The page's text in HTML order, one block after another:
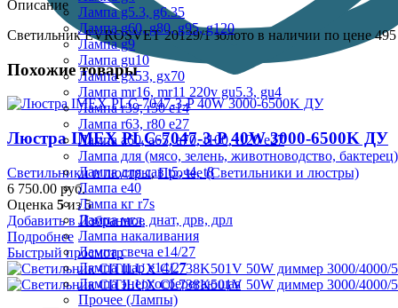
Лампа g5.3, g6.35
Лампа g60, g80, g95, g120
Лампа g9
Лампа gu10
Лампа gx53, gx70
Лампа mr16, mr11 220v gu5.3, gu4
Лампа r39, r50 е14
Лампа r63, r80 е27
Лампа а60, а65, а70, t100, t120 е27
Лампа для (мясо, зелень, животноводство, бактерец)
Лампа для сав t5, t4, t8
Лампа е40
Лампа кг r7s
Лампа мгл, днат, дрв, дрл
Лампа накаливания
Лампа свеча е14/27
Лампа шар е14/27
Лампа энергосберегающая
Прочее (Лампы)
Описание
Светильник EVROSVET 20129/1 золото в наличии по цене
Похожие товары
Люстра IMEX PLC-7047-3-P 40W 3000-6500K ДУ
Светильники и люстры,Прочее (Светильники и люстры)
6 750.00 руб.
Оценка 5из 5
Добавить в Избранное
Подробнее
Быстрый просмотр